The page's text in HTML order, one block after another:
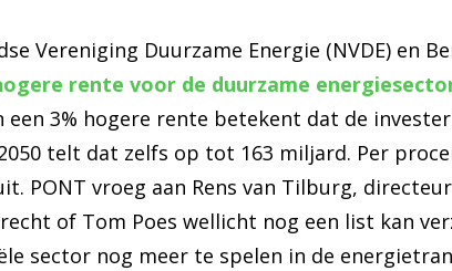
Vereniging Duurzame Energie (NVDE) en
rente voor de duurzame
3% hogere rente betekent dat de
telt dat zelfs op tot 163 miljard. Per
PONT vroeg aan Rens van Tilburg,
of Tom Poes wellicht nog een list kan
sector nog meer te spelen in de